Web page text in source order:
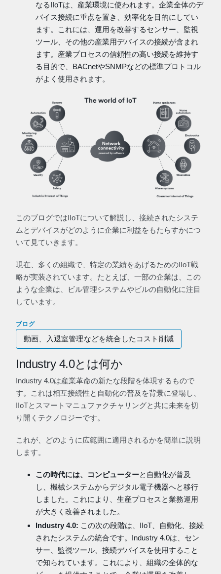
なるIIoTは、産業環境に使われます。企業全体のデ
バイス接続に重点を置き、効率化を目的にしてい
ます。これには、運用を改善するセンサー、監視
ツール、その他の産業用デバイスの接続が含まれ
ます。産業プロセスの信頼性の高い接続を維持す
る目的で、BACnetやSNMPなどの標準プロトコル
がよく使用されます。
このブログではIIoTについて解説し、接続されたシステ
ムとデバイスがどのように企業に利益をもたらすかにつ
いて見ていきます。
現在、多くの組織で、特定の業績をあげるためのIIoT戦
略が実装されています。たとえば、一部の企業は、この
ような企業は、ビル管理システムやビルの自動化に注目
しています。
ブログ
動画、入退室管理などを統合したコスト削減
Industry 4.0とは何か
Industry 4.0は産業革命の新たな段階を体現するもので
す。これは相互接続性と自動化の普及を背景に登場し、
IIoTとスマートマニュファクチャリングと共に未来を切
り開くテクノロジーです。
これが、どのように広範囲に適用されるかを簡単に説明
します。
この時代には、コンピューターと自動化が普及
し、機械システムからデジタル電子機器へと移行
しました。これにより、生産プロセスと業務運用
が大きく改善されました。
Industry 4.0: この次の段階は、IIoT、自動化、接続
されたシステムの統合です。Industry 4.0は、セン
サー、監視ツール、接続デバイスを使用すること
で知られています。これにより、組織の全体的な